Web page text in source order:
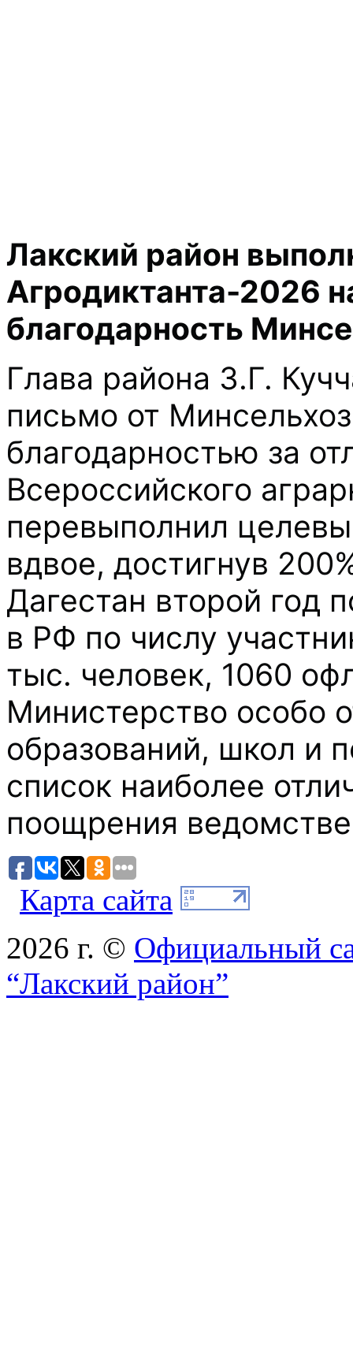
Лакский район
Агродиктанта-2026
благодарность
Глава района З.Г.
письмо от
благодарностью за
Всероссийского
перевыполнил
вдвое, достигнув
Дагестан второй год
в РФ по числу
тыс. человек, 1060
Министерство особо
образований, школ и
список наиболее
поощрения
Карта сайта
2026 г. © Официальный
“Лакский район”